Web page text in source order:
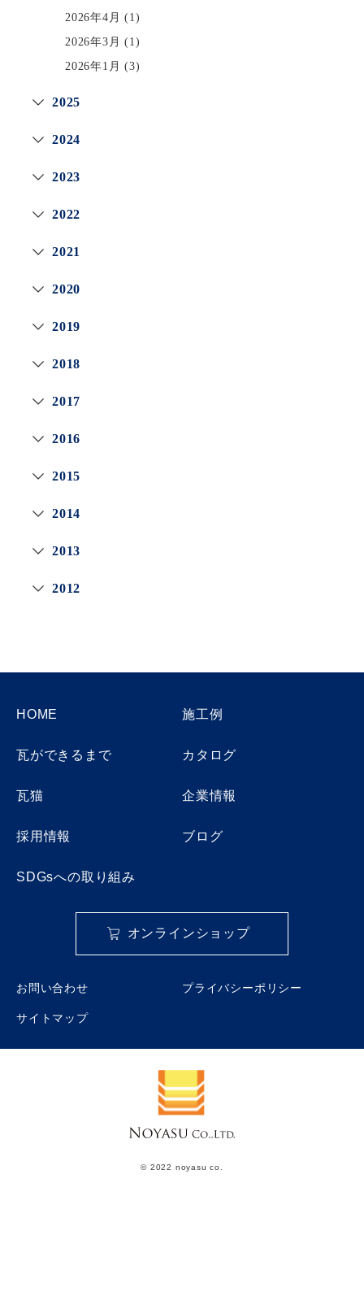
2026年4月 (1)
2026年3月 (1)
2026年1月 (3)
2025
2024
2023
2022
2021
2020
2019
2018
2017
2016
2015
2014
2013
2012
HOME 施工例
瓦ができるまで カタログ
瓦猫 企業情報
採用情報 ブログ
SDGsへの取り組み
オンラインショップ
お問い合わせ プライバシーポリシー
サイトマップ
© 2022 noyasu co.